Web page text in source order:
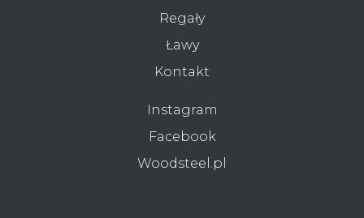
Regały
Ławy
Kontakt
Instagram
Facebook
Woodsteel.pl